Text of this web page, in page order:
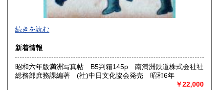
2026年で創業45年目になります。
沿線名：(無店舗)
最寄駅：(無店舗)
営業時間：10:00〜18:00
続きを読む
新着情報
昭和六年版満洲写真帖 B5判箱145p 南満洲鉄道株式会社社
総務部庶務課編著 (社)中日文化協会発売 昭和6年
￥22,000